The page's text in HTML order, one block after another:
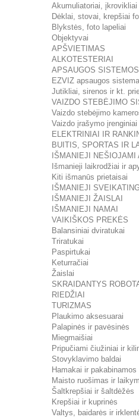
Akumuliatoriai, įkrovikliai
Dėklai, stovai, krepšiai
Blykstės, foto lapeliai
Objektyvai
APŠVIETIMAS
ALKOTESTERIAI
APSAUGOS SISTEMOS
EZVIZ apsaugos sistema
Jutikliai, sirenos ir kt.
VAIZDO STEBĖJIMO
Vaizdo stebėjimo
Vaizdo įrašymo
ELEKTRINIAI IR
BUITIS, SPORTAS IR
IŠMANIEJI NEŠIOJAMI
Išmanieji laikrodžiai ir
Kiti išmanūs prietaisai
IŠMANIEJI
IŠMANIEJI ŽAISLAI
IŠMANIEJI NAMAI
VAIKIŠKOS PREKĖS
Balansiniai dviratukai
Triratukai
Paspirtukai
Keturračiai
Žaislai
SKRAIDANTYS
RIEDŽIAI
TURIZMAS
Plaukimo aksesuarai
Palapinės ir pavėsinės
Miegmaišiai
Pripučiami čiužiniai ir
Stovyklavimo baldai
Hamakai ir pakabinamos
Maisto ruošimas ir
Šaltkrepšiai ir šaltdėžės
Krepšiai ir kuprinės
Valtys, baidarės ir